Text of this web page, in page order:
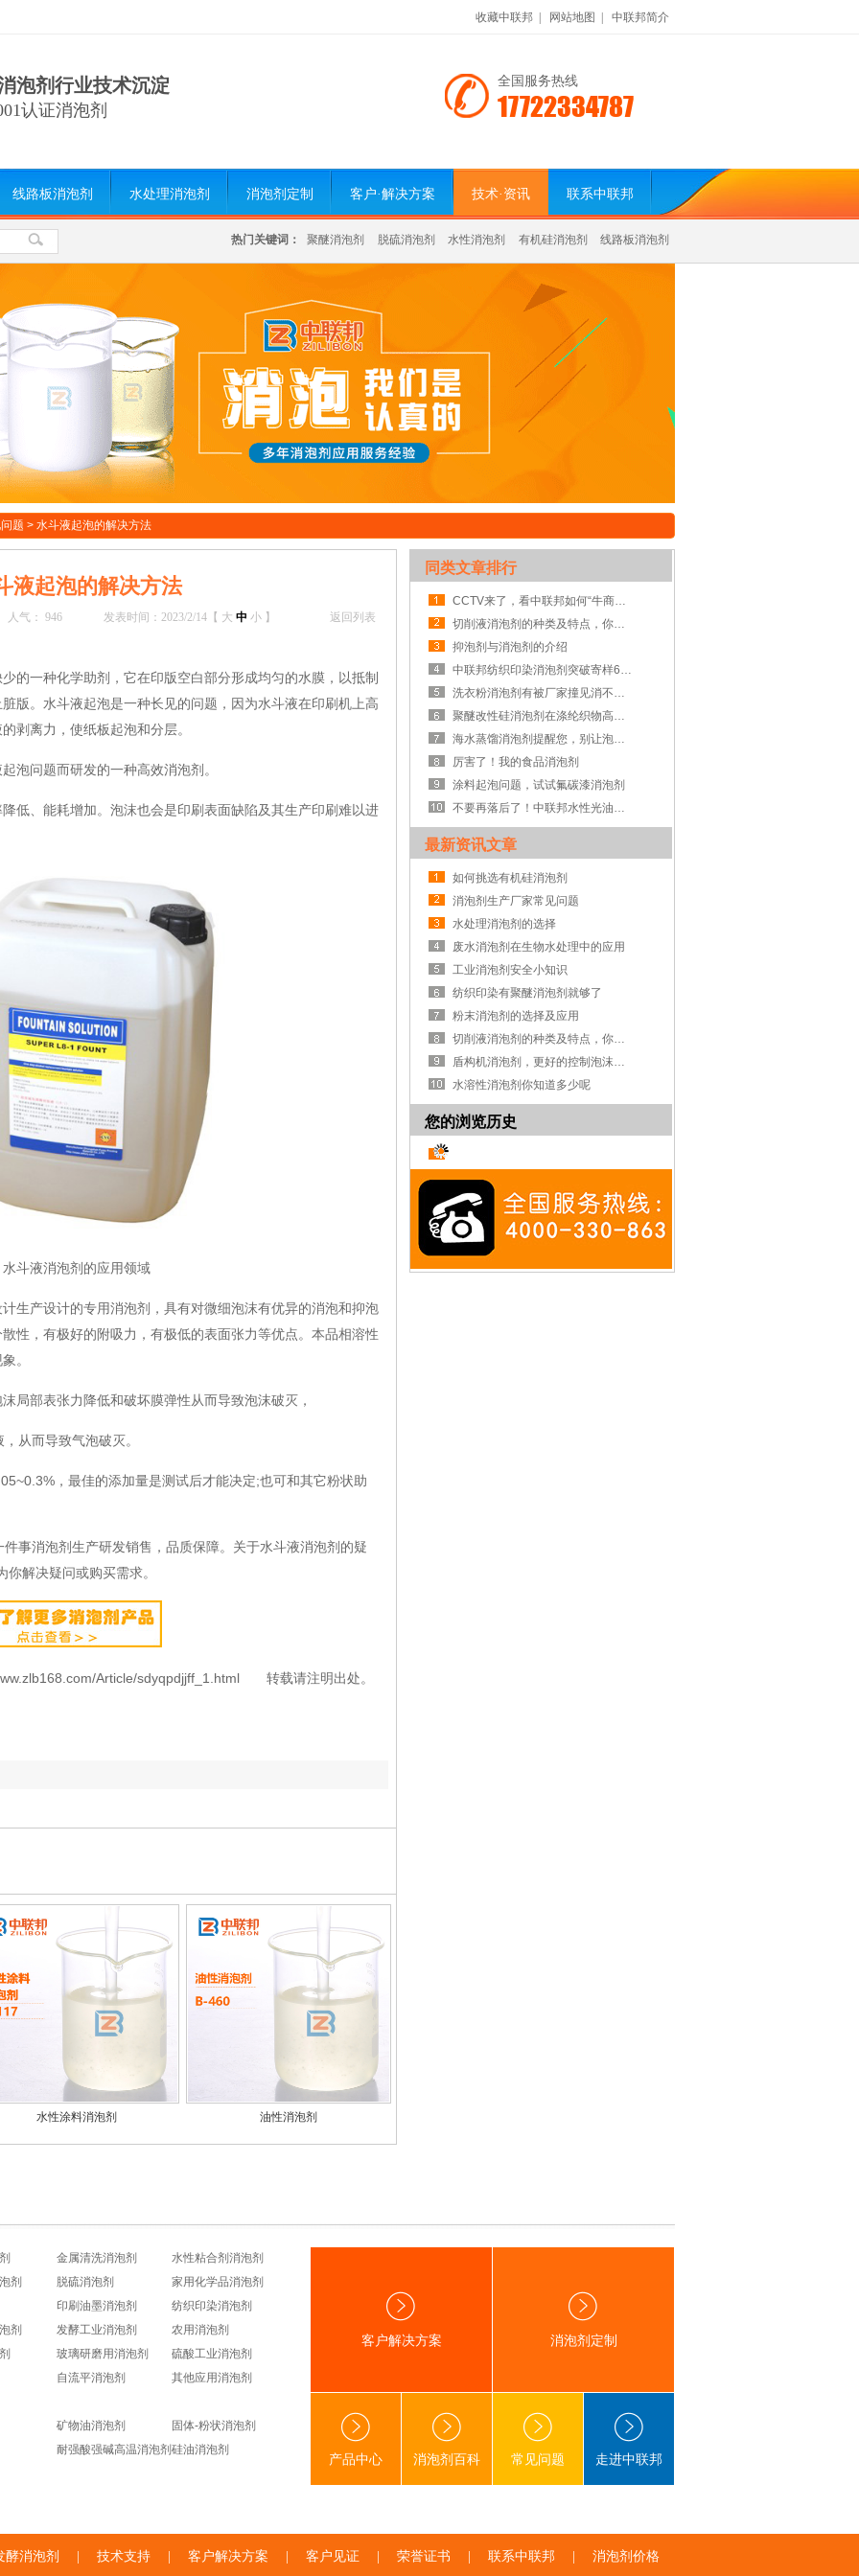
收藏中联邦 网站地图 中联邦简介
泡剂行业技术沉淀
认证消泡剂
全国服务热线
17722334787
线路板消泡剂 水处理消泡剂 消泡剂定制 客户·解决方案 技术·资讯 联系中联邦
热门关键词： 聚醚消泡剂 脱硫消泡剂 水性消泡剂 有机硅消泡剂 线路板消泡剂
题 > 水斗液起泡的解决方法
液起泡的解决方法
人气： 946 发表时间：2023/2/14【 大 中 小 】 返回列表
一种化学助剂，它在印版空白部分形成均匀的水膜，以抵制
版。水斗液起泡是一种长见的问题，因为水斗液在印刷机上高
剥离力，使纸板起泡和分层。
泡问题而研发的一种高效消泡剂。
、能耗增加。泡沫也会是印刷表面缺陷及其生产印刷难以进
水斗液消泡剂的应用领域
产设计的专用消泡剂，具有对微细泡沫有优异的消泡和抑泡
性，有极好的附吸力，有极低的表面张力等优点。本品相溶性
。
局部表张力降低和破坏膜弹性从而导致泡沫破灭，
而导致气泡破灭。
，最佳的添加量是测试后才能决定;也可和其它粉状助
消泡剂生产研发销售，品质保障。关于水斗液消泡剂的疑
你解决疑问或购买需求。
Article/sdyqpdjjff_1.html 转载请注明出处。
水性涂料消泡剂 油性消泡剂
同类文章排行
CCTV来了，看中联邦如何“牛商论道”
切削液消泡剂的种类及特点，你知道吗？
抑泡剂与消泡剂的介绍
中联邦纺织印染消泡剂突破寄样600单
洗衣粉消泡剂有被厂家撞见消不了泡沫的尴尬吗?
聚醚改性硅消泡剂在涤纶织物高温染色工艺中应用
海水蒸馏消泡剂提醒您，别让泡沫污染了我们的环境
厉害了！我的食品消泡剂
涂料起泡问题，试试氟碳漆消泡剂
不要再落后了！中联邦水性光油消泡剂助你一臂之力
最新资讯文章
如何挑选有机硅消泡剂
消泡剂生产厂家常见问题
水处理消泡剂的选择
废水消泡剂在生物水处理中的应用
工业消泡剂安全小知识
纺织印染有聚醚消泡剂就够了
粉末消泡剂的选择及应用
切削液消泡剂的种类及特点，你知道吗？
盾构机消泡剂，更好的控制泡沫系统
水溶性消泡剂你知道多少呢
您的浏览历史
金属清洗消泡剂
水性粘合剂消泡剂
剂
脱硫消泡剂
家用化学品消泡剂
印刷油墨消泡剂
纺织印染消泡剂
剂
发酵工业消泡剂
农用消泡剂
玻璃研磨用消泡剂
硫酸工业消泡剂
自流平消泡剂
其他应用消泡剂
矿物油消泡剂
固体-粉状消泡剂
耐强酸强碱高温消泡剂 硅油消泡剂
客户解决方案 消泡剂定制
产品中心 消泡剂百科 常见问题 走进中联邦
酵消泡剂 技术支持 客户解决方案 客户见证 荣誉证书 联系中联邦 消泡剂价格